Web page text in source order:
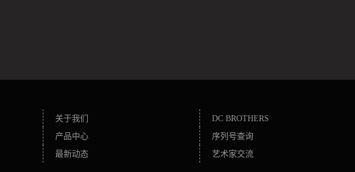
关于我们
DC BROTHERS
产品中心
序列号查询
最新动态
艺术家交流